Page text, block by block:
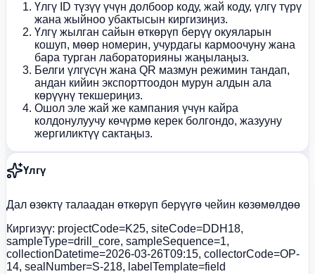
Үлгү ID түзүү үчүн долбоор коду, жай коду, үлгү түрү
жана жыйноо убактысын киргизиңиз.
Үлгү жылган сайын өткөрүп берүү окуяларын
кошуп, мөөр номерин, учурдагы кармоочуну жана
бара турган лабораторияны жаңылаңыз.
Белги үлгүсүн жана QR мазмун режимин тандап,
андан кийин экспорттоодон мурун алдын ала
көрүүнү текшериңиз.
Ошол эле жай же кампания үчүн кайра
колдонулуучу көчүрмө керек болгондо, жазууну
жергиликтүү сактаңыз.
Үлгү
Дал өзөктү талаадан өткөрүп берүүгө чейин көзөмөлдөө
Киргизүү: projectCode=K25, siteCode=DDH18,
sampleType=drill_core, sampleSequence=1,
collectionDatetime=2026-03-26T09:15, collectorCode=OP-
14, sealNumber=S-218, labelTemplate=field